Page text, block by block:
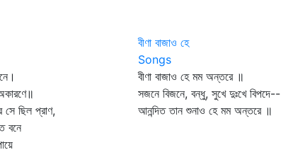
ছিল প্রাণ,
বীণা বাজাও হে
Songs
বীণা বাজাও হে মম অন্তরে ॥
সজনে বিজনে, বন্ধু, সুখে দুঃখে বিপদে--
আনন্দিত তান শুনাও হে মম অন্তরে ॥